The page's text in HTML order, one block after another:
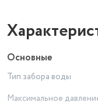
Основные
Тип забора воды
Максимальное